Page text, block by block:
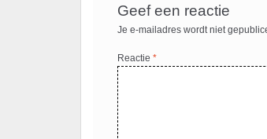
Geef een reactie
Je e-mailadres wordt niet
Reactie*